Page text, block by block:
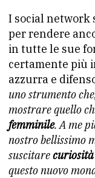
I social network
per rendere
in tutte le sue
certamente più
azzurra e
uno strumento
mostrare quello
femminile. A me
nostro bellissimo
suscitarecuriosità
questo nuovo